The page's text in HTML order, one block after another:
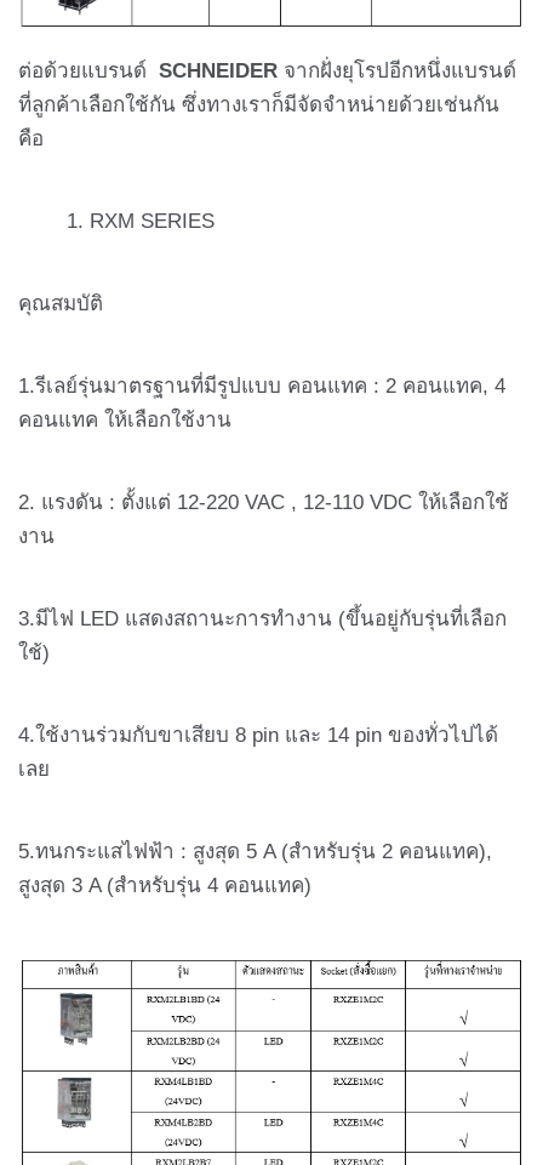
ต่อด้วยแบรนด์ SCHNEIDER จากฝั่งยุโรปอีกหนึ่งแบรนด์
ที่ลูกค้าเลือกใช้กัน ซึ่งทางเราก็มีจัดจำหน่ายด้วยเช่นกัน
คือ
RXM SERIES
คุณสมบัติ
1.รีเลย์รุ่นมาตรฐานที่มีรูปแบบ คอนแทค : 2 คอนแทค, 4
คอนแทค ให้เลือกใช้งาน
2. แรงดัน : ตั้งแต่ 12-220 VAC , 12-110 VDC ให้เลือกใช้
งาน
3.มีไฟ LED แสดงสถานะการทำงาน (ขึ้นอยู่กับรุ่นที่เลือก
ใช้)
4.ใช้งานร่วมกับขาเสียบ 8 pin และ 14 pin ของทั่วไปได้
เลย
5.ทนกระแสไฟฟ้า : สูงสุด 5 A (สำหรับรุ่น 2 คอนแทค),
สูงสุด 3 A (สำหรับรุ่น 4 คอนแทค)